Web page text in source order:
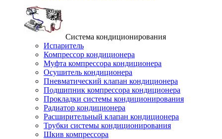
Система кондиционирования
Испаритель
Компрессор кондиционера
Муфта компрессора кондиционера
Осушитель кондиционера
Пневматический клапан кондиционера
Подшипник компрессора кондиционера
Прокладки системы кондиционирования
Радиатор кондиционера
Расширительный клапан кондиционера
Трубки системы кондиционирования
Шкив компрессора